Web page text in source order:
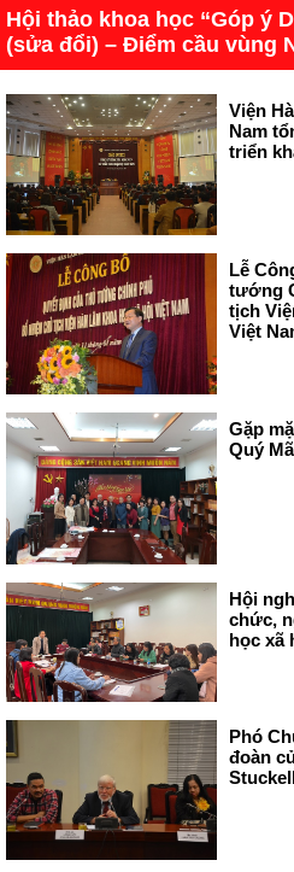
Hội thảo khoa học “Góp ý
(sửa đổi) – Điểm cầu vùng
Viện
Nam
triển
Lễ
tướng
tịch
Việt
Gặp
Quý
Hội
chức,
học xã
Phó
đoàn